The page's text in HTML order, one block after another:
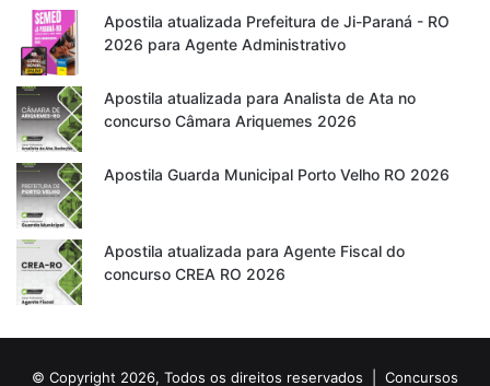
Apostila atualizada Prefeitura de Ji-Paraná - RO
2026 para Agente Administrativo
Apostila atualizada para Analista de Ata no
concurso Câmara Ariquemes 2026
Apostila Guarda Municipal Porto Velho RO 2026
Apostila atualizada para Agente Fiscal do
concurso CREA RO 2026
© Copyright 2026, Todos os direitos reservados | Concursos